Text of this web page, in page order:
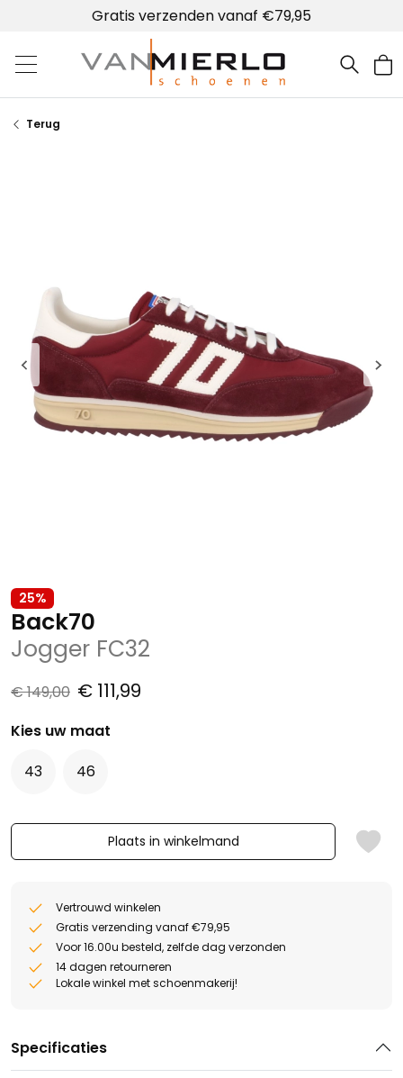
Gratis verzenden vanaf €79,95
Home | Van Mierlo schoenen
Terug
25%
Back70
Jogger FC32
€ 149,00 € 111,99
Kies uw maat
43
46
Plaats in winkelmand
Vertrouwd winkelen
Gratis verzending vanaf €79,95
Voor 16.00u besteld, zelfde dag verzonden
14 dagen retourneren
Lokale winkel met schoenmakerij!
Specificaties